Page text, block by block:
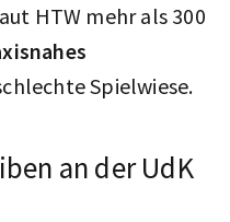
HTW mehr als 300
Spielwiese.
an der UdK